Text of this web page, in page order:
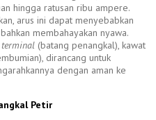
hingga ratusan ribu ampere.
arus ini dapat menyebabkan
membahayakan nyawa.
(batang penangkal), kawat
dirancang untuk
dengan aman ke
Petir